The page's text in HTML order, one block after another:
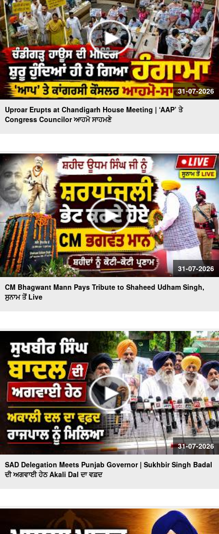
31-07-2026
Uproar Erupts at Chandigarh House Meeting | ‘AAP’ ਤੇ
Congress Councilor ਆਹਮੋ ਸਾਹਮਣੇ
31-07-2026
CM Bhagwant Mann Pays Tribute to Shaheed Udham Singh,
ਸੁਨਾਮ ਤੋਂ Live
31-07-2026
SAD Delegation Meets Punjab Governor | Sukhbir Singh Badal
ਦੀ ਅਗਵਾਈ ਹੇਠ Akali Dal ਦਾ ਵਫ਼ਦ